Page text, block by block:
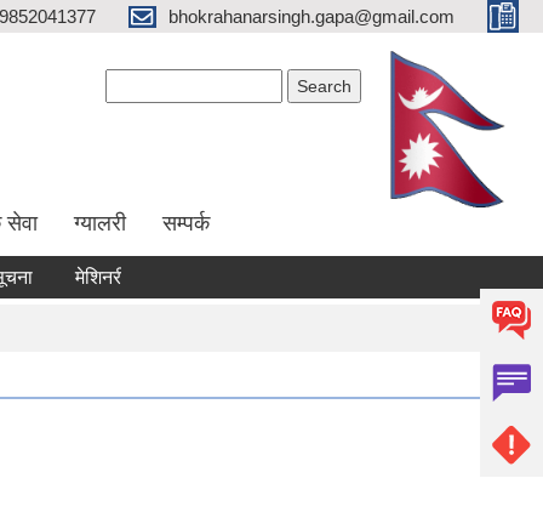
9852041377 bhokrahanarsingh.gapa@gmail.com
सेवा ग्यालरी सम्पर्क
मेशिनरी उपकरण भाडामा लिने कार्य सम्बन्धी सूचना